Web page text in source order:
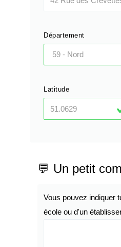
Département
Latitude
💬 Un petit
Vous pouvez indiquer
école ou d'un